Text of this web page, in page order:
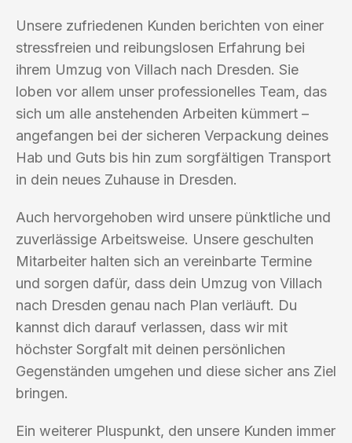
Unsere zufriedenen Kunden berichten von einer
stressfreien und reibungslosen Erfahrung bei
ihrem Umzug von Villach nach Dresden. Sie
loben vor allem unser professionelles Team, das
sich um alle anstehenden Arbeiten kümmert –
angefangen bei der sicheren Verpackung deines
Hab und Guts bis hin zum sorgfältigen Transport
in dein neues Zuhause in Dresden.
Auch hervorgehoben wird unsere pünktliche und
zuverlässige Arbeitsweise. Unsere geschulten
Mitarbeiter halten sich an vereinbarte Termine
und sorgen dafür, dass dein Umzug von Villach
nach Dresden genau nach Plan verläuft. Du
kannst dich darauf verlassen, dass wir mit
höchster Sorgfalt mit deinen persönlichen
Gegenständen umgehen und diese sicher ans Ziel
bringen.
Ein weiterer Pluspunkt, den unsere Kunden immer